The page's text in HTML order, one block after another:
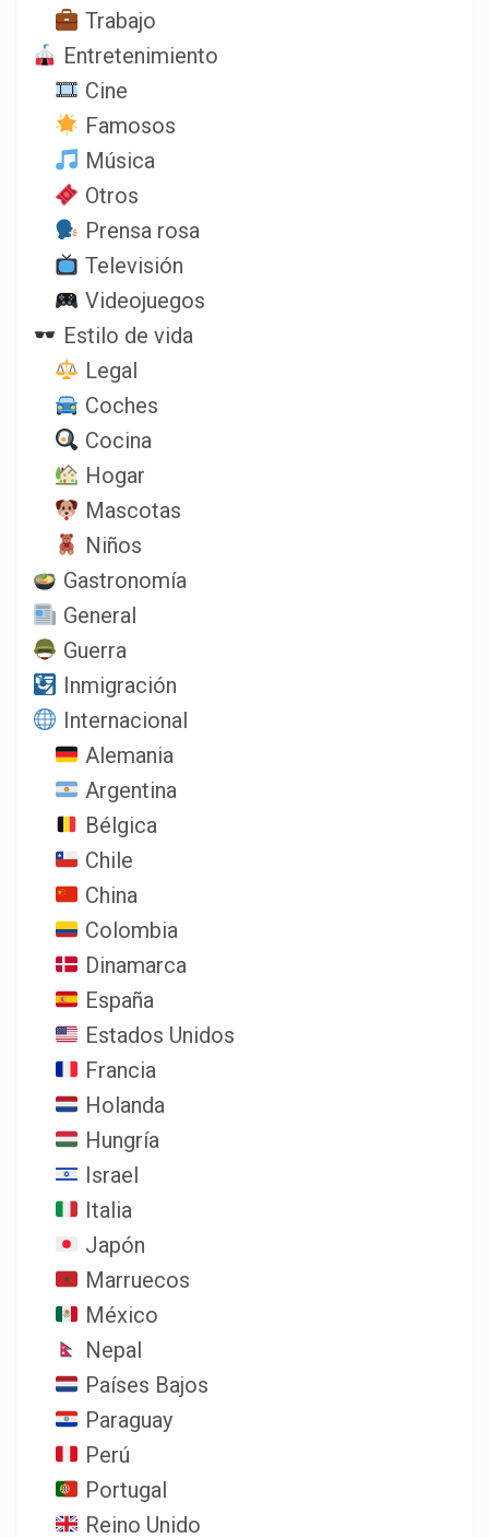
Trabajo
Entretenimiento
Cine
Famosos
Música
Otros
Prensa rosa
Televisión
Videojuegos
Estilo de vida
Legal
Coches
Cocina
Hogar
Mascotas
Niños
Gastronomía
General
Guerra
Inmigración
Internacional
Alemania
Argentina
Bélgica
Chile
China
Colombia
Dinamarca
España
Estados Unidos
Francia
Holanda
Hungría
Israel
Italia
Japón
Marruecos
México
Nepal
Países Bajos
Paraguay
Perú
Portugal
Reino Unido